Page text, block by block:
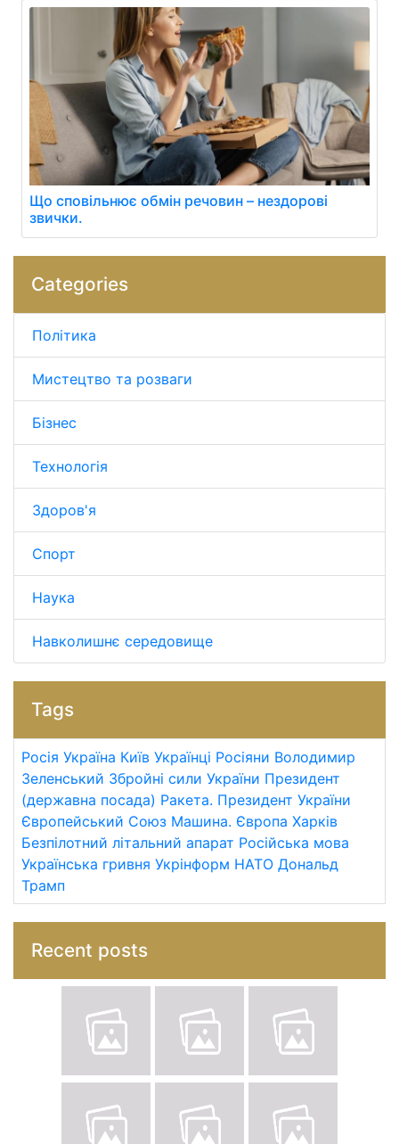
Що сповільнює обмін речовин – нездорові
звички.
Categories
Політика
Мистецтво та розваги
Бізнес
Технологія
Здоров'я
Спорт
Наука
Навколишнє середовище
Tags
Росія Україна Київ Українці Росіяни Володимир
Зеленський Збройні сили України Президент
(державна посада) Ракета. Президент України
Європейський Союз Машина. Європа Харків
Безпілотний літальний апарат Російська мова
Українська гривня Укрінформ НАТО Дональд
Трамп
Recent posts